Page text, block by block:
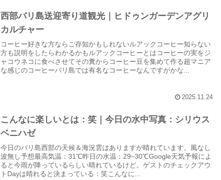
西部バリ島送迎寄り道観光｜ヒドゥンガーデンアグリ
カルチャー
コーヒー好きな方ならご存知かもしれないルアックコーヒー知らない
方も説明をしたらわかるかもルアックコーヒーとはコーヒーの実をジ
ャコウネコに食べさせてその糞からコーヒー豆を集めて作る超マニア
な感じのコーヒーバリ島では有名なコーヒーなんですがかな...
2025.11.24
こんなに楽しいとは：笑｜今日の水中写真：シリウス
ベニハゼ
今日のバリ島西部の天候＆海況雲はありますが晴れています。風なし
波無し予想最高気温：31℃昨日の水温：29~30℃Google天気予報によ
ると今雨が降っているらしい晴れているけど。ゲストのチェックアウ
トDayは晴れると決まっている：笑こんなに...